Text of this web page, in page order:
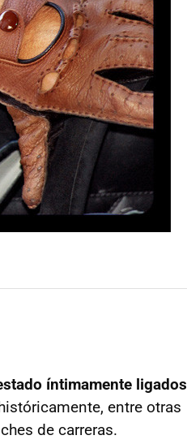
íntimamente ligados
entre otras
de carreras.